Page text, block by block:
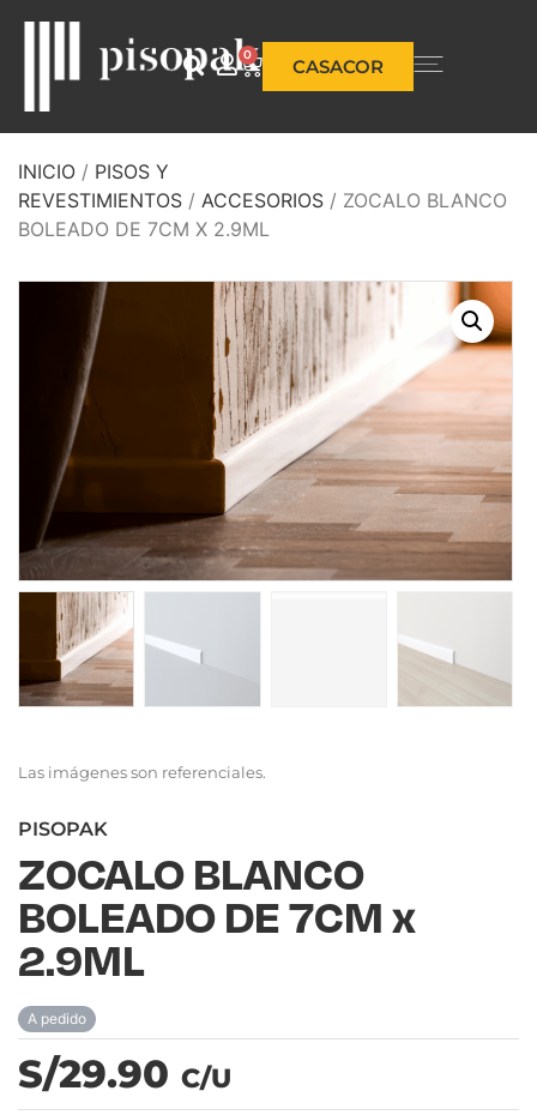
0
CASACOR
INICIO / PISOS Y
REVESTIMIENTOS / ACCESORIOS / ZOCALO BLANCO
BOLEADO DE 7CM X 2.9ML
Las imágenes son referenciales.
PISOPAK
ZOCALO BLANCO
BOLEADO DE 7CM x
2.9ML
A pedido
S/29.90 C/U